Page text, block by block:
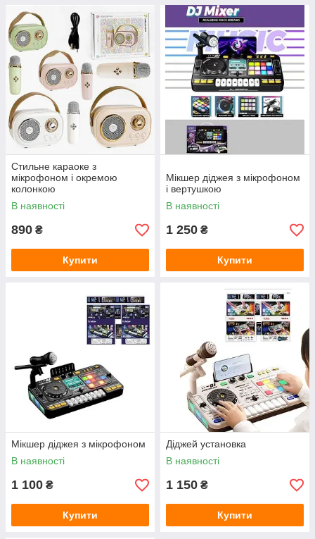
Стильне караоке з
мікрофоном і окремою
колонкою
В наявності
890 ₴
Купити
Мікшер діджея з мікрофоном
і вертушкою
В наявності
1 250 ₴
Купити
Мікшер діджея з мікрофоном
В наявності
1 100 ₴
Купити
Діджей установка
В наявності
1 150 ₴
Купити